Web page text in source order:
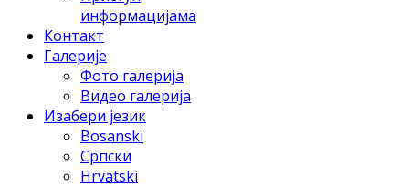
информацијама
Контакт
Галерије
Фото галерија
Видео галерија
Изабери језик
Bosanski
Српски
Hrvatski